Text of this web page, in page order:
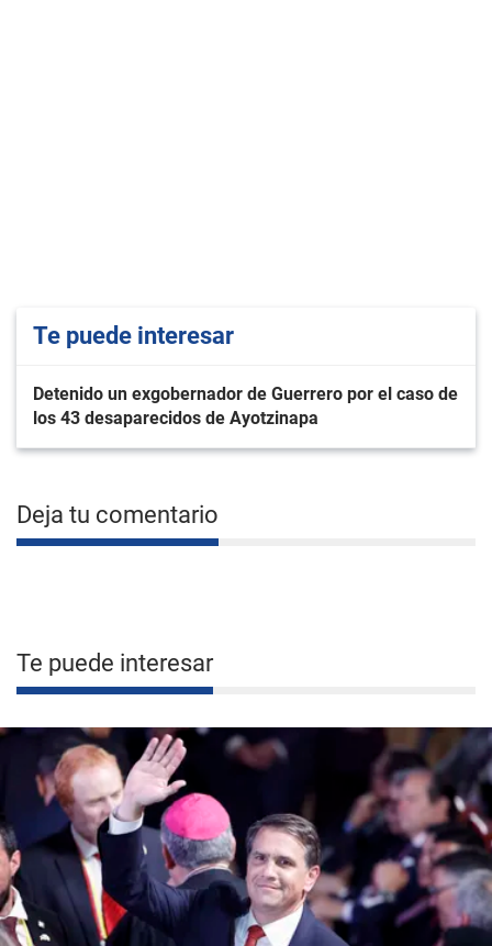
Te puede interesar
Detenido un exgobernador de Guerrero por el caso de
los 43 desaparecidos de Ayotzinapa
Deja tu comentario
Te puede interesar